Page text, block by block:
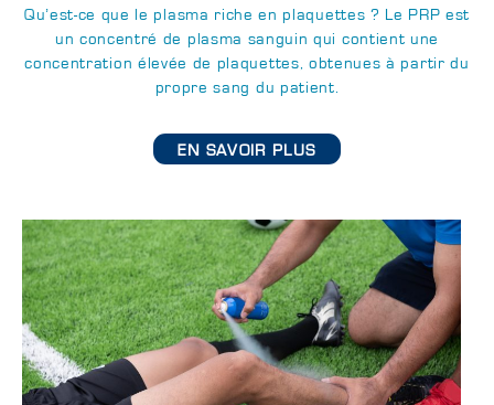
Qu’est-ce que le plasma riche en plaquettes ? Le PRP est
un concentré de plasma sanguin qui contient une
concentration élevée de plaquettes, obtenues à partir du
propre sang du patient.
EN SAVOIR PLUS